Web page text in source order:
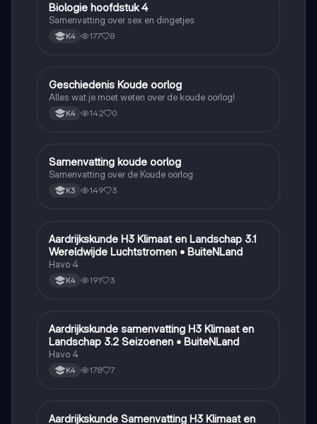
Biologie
Biologie hoofdstuk 4
Samenvatting over sex en dingetjes
K4 177 8
Geschiedenis
Geschiedenis Koude oorlog
Alles wat je moet weten over de koude oorlog!
K4 142 0
Geschiedenis
Samenvatting koude oorlog
Samenvatting over de Koude oorlog
K3 149 3
Aardrijkskunde
Aardrijkskunde H3 Klimaat en Landschap 3.1
Wereldwijde Luchtstromen • BuiteNLand
Havo 4
K4 191 3
Aardrijkskunde
Aardrijkskunde samenvatting H3 Klimaat en
Landschap 3.2 Seizoenen • BuiteNLand
Havo 4
K4 178 7
Aardrijkskunde
Aardrijkskunde Samenvatting H3 Klimaat en